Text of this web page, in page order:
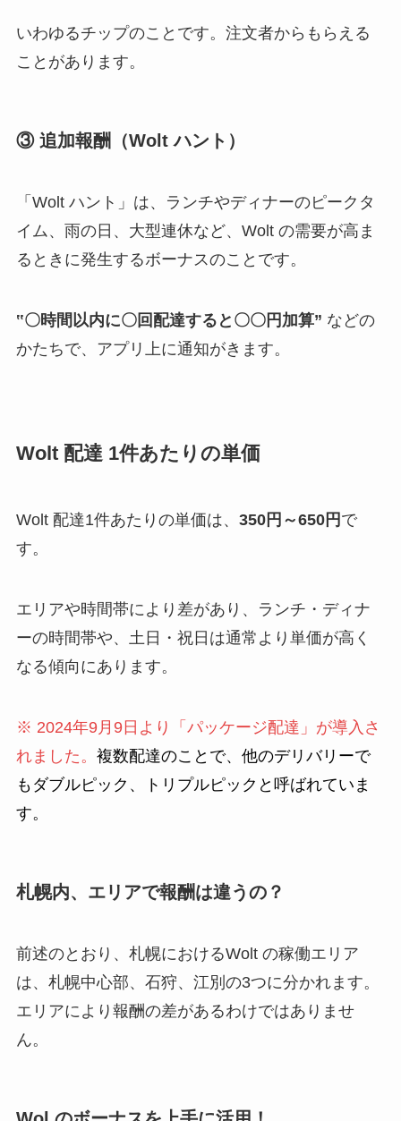
いわゆるチップのことです。注文者からもらえる
ことがあります。
③ 追加報酬（Wolt ハント）
「Wolt ハント」は、ランチやディナーのピークタ
イム、雨の日、大型連休など、Wolt の需要が高ま
るときに発生するボーナスのことです。
‟〇時間以内に〇回配達すると〇〇円加算” などの
かたちで、アプリ上に通知がきます。
Wolt 配達 1件あたりの単価
Wolt 配達1件あたりの単価は、 350円～650円 で
す。
エリアや時間帯により差があり、ランチ・ディナ
ーの時間帯や、土日・祝日は通常より単価が高く
なる傾向にあります。
※ 2024年9月9日より「パッケージ配達」が導入さ
れました。 複数配達のことで、他のデリバリーで
もダブルピック、トリプルピックと呼ばれていま
す。
札幌内、エリアで報酬は違うの？
前述のとおり、札幌におけるWolt の稼働エリア
は、札幌中心部、石狩、江別の3つに分かれます。
エリアにより報酬の差があるわけではありませ
ん。